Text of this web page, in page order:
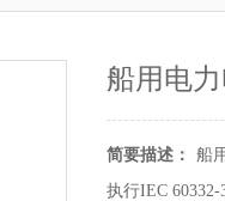
船用电
简要描述：
船
执行IEC 60332-